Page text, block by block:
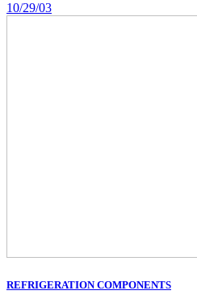
10/29/03
REFRIGERATION COMPONENTS